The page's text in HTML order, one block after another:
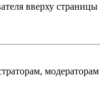
вверху страницы
модераторам